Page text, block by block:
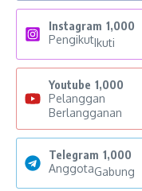
Instagram 1,000
PengikutIkuti
Youtube 1,000
Pelanggan
Berlangganan
Telegram 1,000
AnggotaGabung